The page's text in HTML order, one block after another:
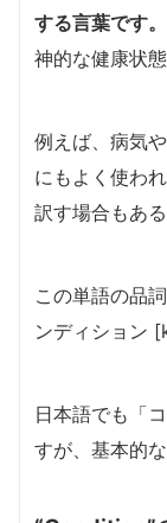
する言葉です。
神的な健康状態
例えば、病気
にもよく使わ
訳す場合もある
この単語の品
ンディション
日本語でも「
すが、基本的